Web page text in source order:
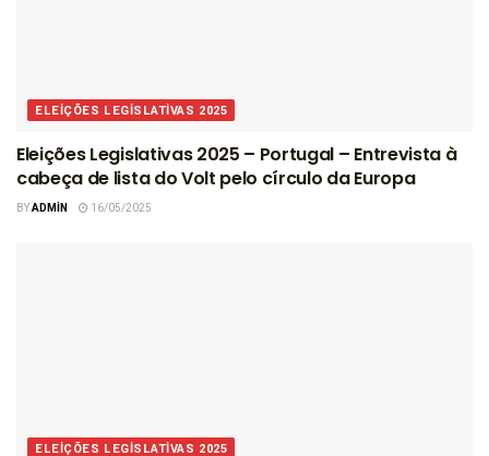
ELEIÇÕES LEGISLATIVAS 2025
Eleições Legislativas 2025 – Portugal – Entrevista à
cabeça de lista do Volt pelo círculo da Europa
BYADMIN 16/05/2025
ELEIÇÕES LEGISLATIVAS 2025